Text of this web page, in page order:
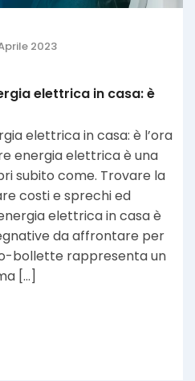
2023
elettrica in casa: è
elettrica in casa: è l’ora
energia elettrica è una
subito come. Trovare la
costi e sprechi ed
elettrica in casa è
da affrontare per
bollette rappresenta un
[…]